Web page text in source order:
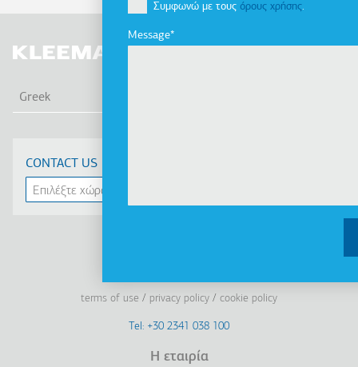
Συμφωνώ με τους όρους χρήσης.
Message
Greek
CONTACT US
LinkedinFacebook
YoutubeInstagram
terms of use privacy policy cookie policy
Tel: +30 2341 038 100
Η εταιρία